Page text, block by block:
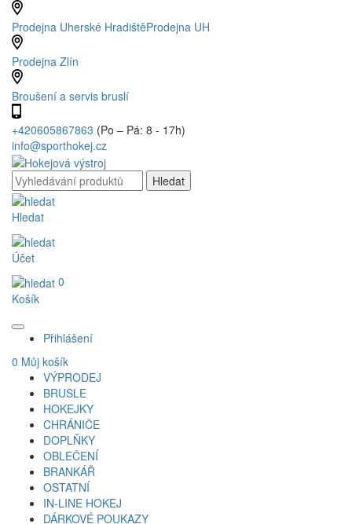
Prodejna Uherské HradištěProdejna UH
Prodejna Zlín
Broušení a servis bruslí
+420605867863 (Po – Pá: 8 - 17h)
info@sporthokej.cz
Hledat
Účet
0
Košík
Přihlášení
0 Můj košík
VÝPRODEJ
BRUSLE
HOKEJKY
CHRÁNIČE
DOPLŇKY
OBLEČENÍ
BRANKÁŘ
OSTATNÍ
IN-LINE HOKEJ
DÁRKOVÉ POUKAZY